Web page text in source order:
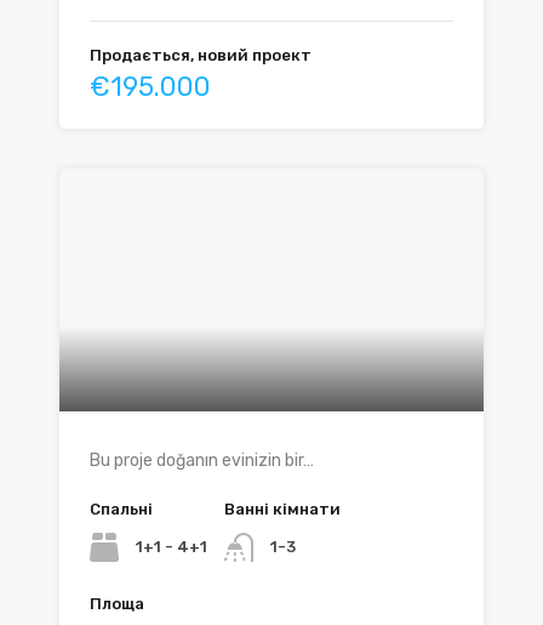
Продається, новий проект
€195.000
Bu proje doğanın evinizin bir…
Спальні
1+1 - 4+1
Ванні кімнати
1-3
Площа